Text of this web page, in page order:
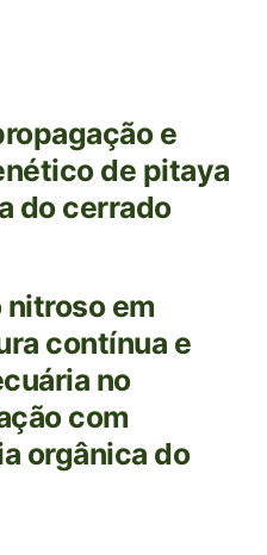
nitroso em
contínua e
no
com
orgânica do
e
de pitaya
do cerrado